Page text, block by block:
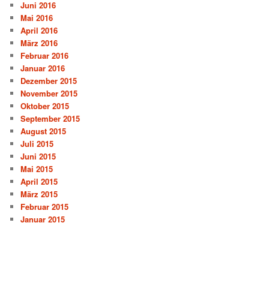
Juni 2016
Mai 2016
April 2016
März 2016
Februar 2016
Januar 2016
Dezember 2015
November 2015
Oktober 2015
September 2015
August 2015
Juli 2015
Juni 2015
Mai 2015
April 2015
März 2015
Februar 2015
Januar 2015